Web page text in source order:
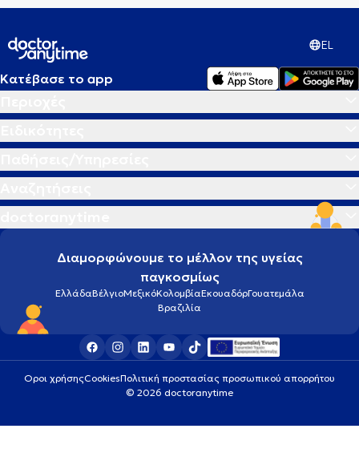
EL
Κατέβασε το app
Διαμορφώνουμε το μέλλον της υγείας
παγκοσμίως
ΕλλάδαΒέλγιοΜεξικόΚολομβίαΕκουαδόρΓουατεμάλα
Βραζιλία
Οροι χρήσηςCookiesΠολιτική προστασίας προσωπικού απορρήτου
© 2026 doctoranytime